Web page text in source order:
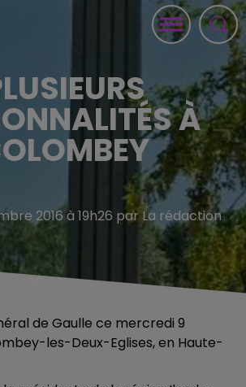
À
2016 à 19h26 par La rédaction
de Gaulle ce mercredi 9
les-Deux-Eglises, en Haute-